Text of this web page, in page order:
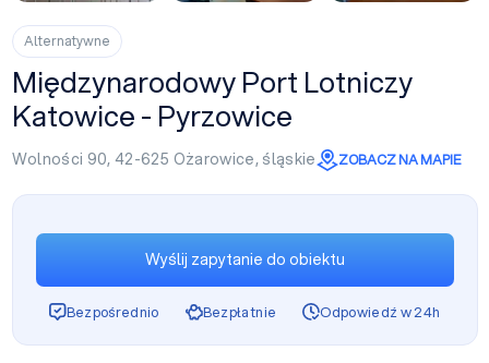
Alternatywne
Międzynarodowy Port Lotniczy
Katowice - Pyrzowice
Wolności 90, 42-625 Ożarowice, śląskie ZOBACZ NA MAPIE
Wyślij zapytanie do obiektu
Bezpośrednio Bezpłatnie Odpowiedź w 24h